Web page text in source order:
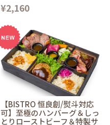
¥2,160
【BISTRO 恒良創/熨斗対応
可】至極のハンバーグ＆しっ
とりローストビーフ＆特製サ